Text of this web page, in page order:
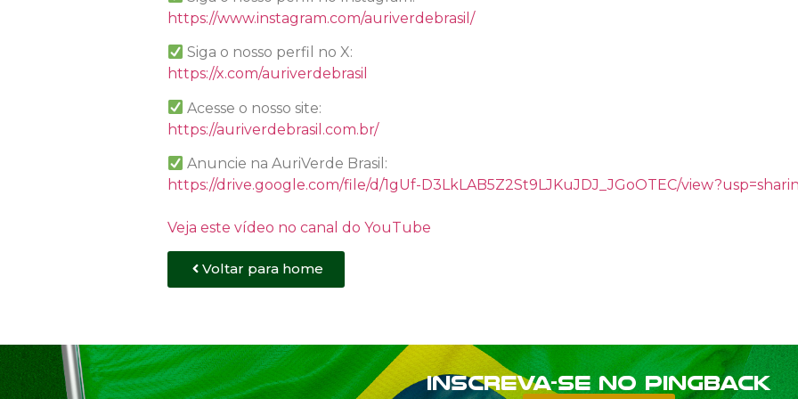
https://www.instagram.com/auriverdebrasil/
Siga o nosso perfil no X:
https://x.com/auriverdebrasil
Acesse o nosso site:
https://auriverdebrasil.com.br/
Anuncie na AuriVerde Brasil:
https://drive.google.com/file/d/1gUf-D3LkLAB5Z2St9LJKuJDJ_JGoOTEC/
Veja este vídeo no canal do YouTube
Voltar para home
Inscreva-se no PINGBACK